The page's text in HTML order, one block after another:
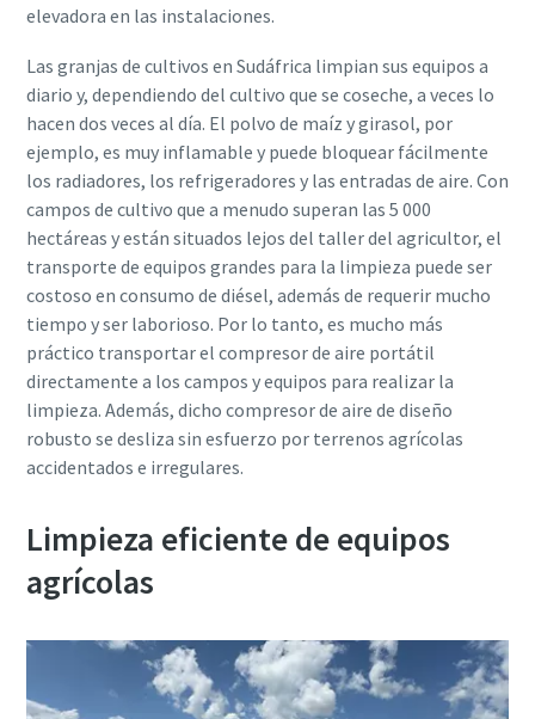
elevadora en las instalaciones.
Las granjas de cultivos en Sudáfrica limpian sus equipos a
diario y, dependiendo del cultivo que se coseche, a veces lo
hacen dos veces al día. El polvo de maíz y girasol, por
ejemplo, es muy inflamable y puede bloquear fácilmente
los radiadores, los refrigeradores y las entradas de aire. Con
campos de cultivo que a menudo superan las 5 000
hectáreas y están situados lejos del taller del agricultor, el
transporte de equipos grandes para la limpieza puede ser
costoso en consumo de diésel, además de requerir mucho
tiempo y ser laborioso. Por lo tanto, es mucho más
práctico transportar el compresor de aire portátil
directamente a los campos y equipos para realizar la
limpieza. Además, dicho compresor de aire de diseño
robusto se desliza sin esfuerzo por terrenos agrícolas
accidentados e irregulares.
Limpieza eficiente de equipos
agrícolas